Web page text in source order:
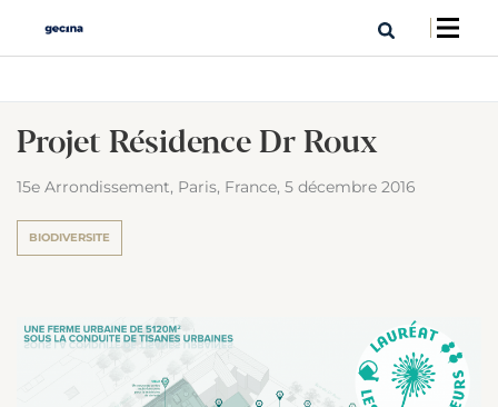
Projet Résidence Dr Roux
15e Arrondissement, Paris, France, 5 décembre 2016
BIODIVERSITE